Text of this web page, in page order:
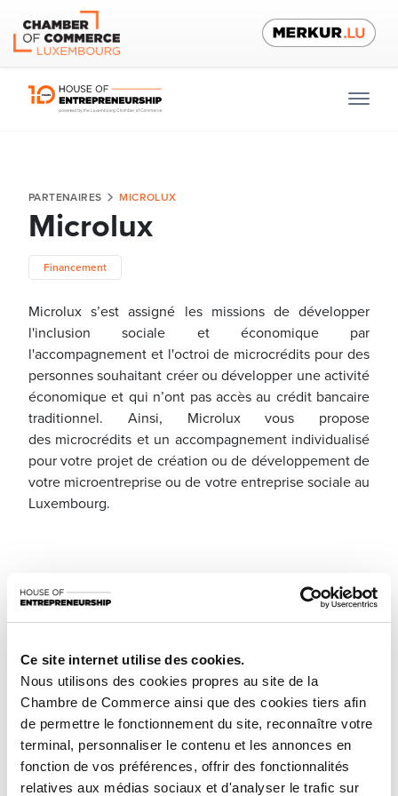
Ce site internet utilise des cookies.
Nous utilisons des cookies propres au site de la
Chambre de Commerce ainsi que des cookies tiers afin
de permettre le fonctionnement du site, reconnaître votre
terminal, personnaliser le contenu et les annonces en
fonction de vos préférences, offrir des fonctionnalités
relatives aux médias sociaux et d'analyser le trafic sur
PARTENAIRES MICROLUX
Microlux
Financement
Microlux s’est assigné les missions de développer
l'inclusion sociale et économique par
l'accompagnement et l'octroi de microcrédits pour des
personnes souhaitant créer ou développer une activité
économique et qui n’ont pas accès au crédit bancaire
traditionnel. Ainsi, Microlux vous propose
des microcrédits et un accompagnement individualisé
pour votre projet de création ou de développement de
votre microentreprise ou de votre entreprise sociale au
Luxembourg.